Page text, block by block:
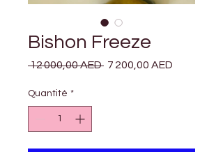
Bishon Freeze
12 000,00 AED Prix
7 200,00 AED
Quantité *